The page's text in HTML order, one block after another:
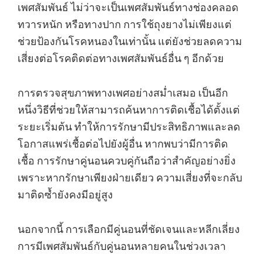
เพศสัมพันธ์ ไม่ว่าจะเป็นเพศสัมพันธ์ทางช่องคลอด
ทวารหนัก หรือทางปาก การใช้ถุงยางไม่เพียงแต่
ช่วยป้องกันโรคหนองในเท่านั้น แต่ยังช่วยลดความ
เสี่ยงต่อโรคติดต่อทางเพศสัมพันธ์อื่น ๆ อีกด้วย
การตรวจสุขภาพทางเพศอย่างสม่ำเสมอ เป็นอีก
หนึ่งวิธีที่ช่วยให้สามารถค้นหาการติดเชื้อได้ตั้งแต่
ระยะเริ่มต้น ทำให้การรักษามีประสิทธิภาพและลด
โอกาสแพร่เชื้อต่อไปยังผู้อื่น หากพบว่ามีการติด
เชื้อ การรักษาคู่นอนควบคู่กันถือว่าสำคัญอย่างยิ่ง
เพราะหากรักษาเพียงฝ่ายเดียว ความเสี่ยงที่จะกลับ
มาติดซ้ำยังคงมีอยู่สูง
นอกจากนี้ การเลือกมีคู่นอนที่ชัดเจนและหลีกเลี่ยง
การมีเพศสัมพันธ์กับคู่นอนหลายคนในช่วงเวลา